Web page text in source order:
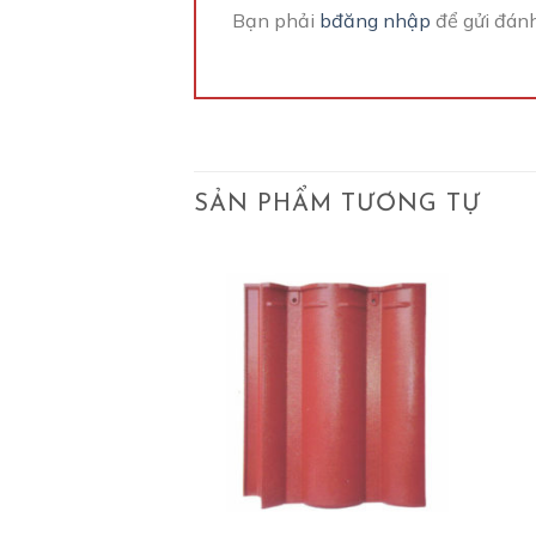
Bạn phải bđăng nhập để gửi
SẢN PHẨM TƯƠNG TỰ